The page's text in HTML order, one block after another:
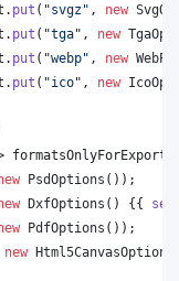
. put ( "svgz" , new
. put ( "tga" , new
. put ( "webp" , new
. put ( "ico" , new
formatsOnlyForExport
PsdOptions ());
DxfOptions () {{
PdfOptions ());
new Html5CanvasOptions